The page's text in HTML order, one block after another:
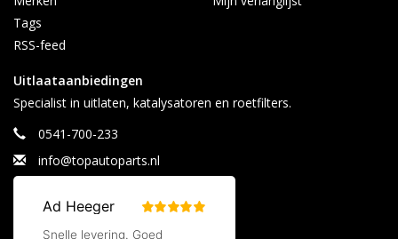
Tags
RSS-feed
Uitlaataanbiedingen
Specialist in uitlaten, katalysatoren en roetfilters.
0541-700-233
info@topautoparts.nl